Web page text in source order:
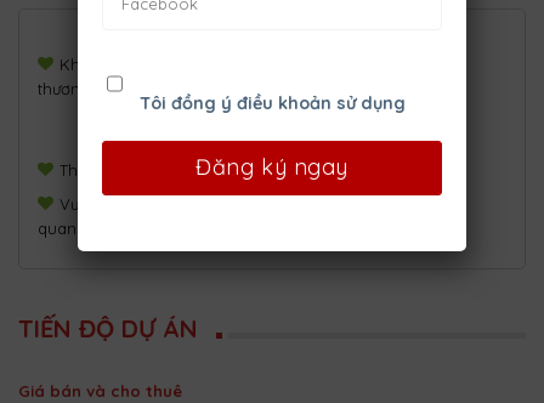
Khu trung tâm
thương mại 5 tầng
Thác nước
bên trong dự án
dài 400m
Vườn cảnh
quan trên cao
TIẾN ĐỘ DỰ ÁN
Giá bán và cho thuê
Tôi đồng ý điều khoản sử dụng